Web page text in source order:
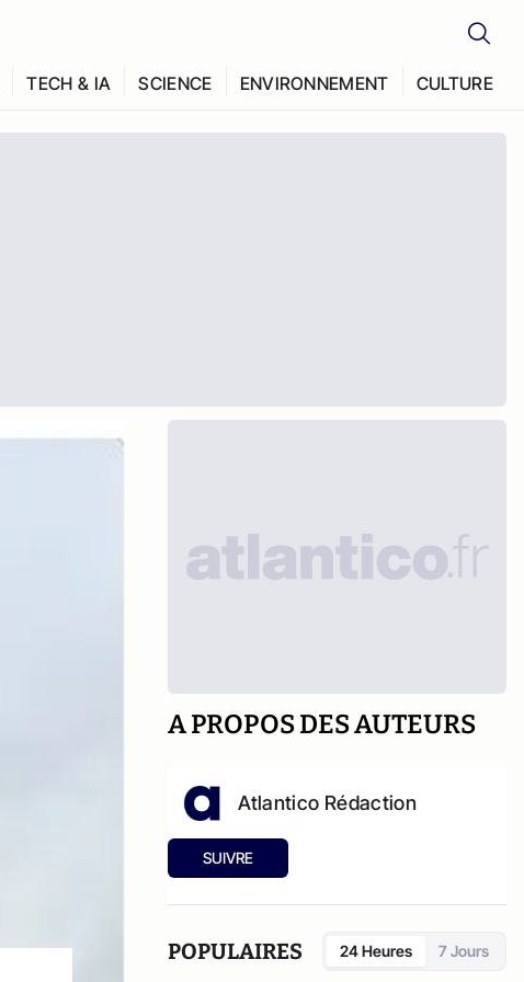
TECH & IA SCIENCE ENVIRONNEMENT CULTURE
A PROPOS DES AUTEURS
Atlantico Rédaction
SUIVRE
POPULAIRES 24 Heures 7 Jours